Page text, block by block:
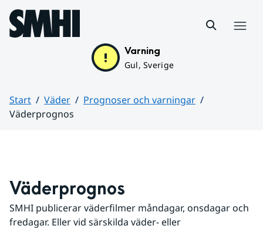
Hoppa till sidans innehåll
Varning
Gul, Sverige
Start Väder
Prognoser och varningar
Väderprognos
Väderprognos
SMHI publicerar väderfilmer måndagar, onsdagar och
fredagar. Eller vid särskilda väder- eller